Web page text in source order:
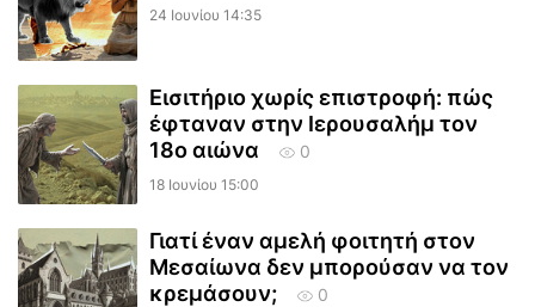
24 Ιουνίου 14:35
Εισιτήριο χωρίς επιστροφή: πώς
έφταναν στην Ιερουσαλήμ τον
18ο αιώνα
0
18 Ιουνίου 15:00
Γιατί έναν αμελή φοιτητή στον
Μεσαίωνα δεν μπορούσαν να τον
κρεμάσουν;
0